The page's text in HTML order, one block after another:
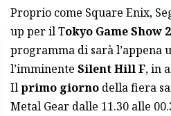
Proprio come Square Enix,
up per il Tokyo Game Show
programma di sarà l’appena
l’imminente Silent Hill F, in
Ilprimo giornodella fiera
Metal Geardalle 11.30 alle